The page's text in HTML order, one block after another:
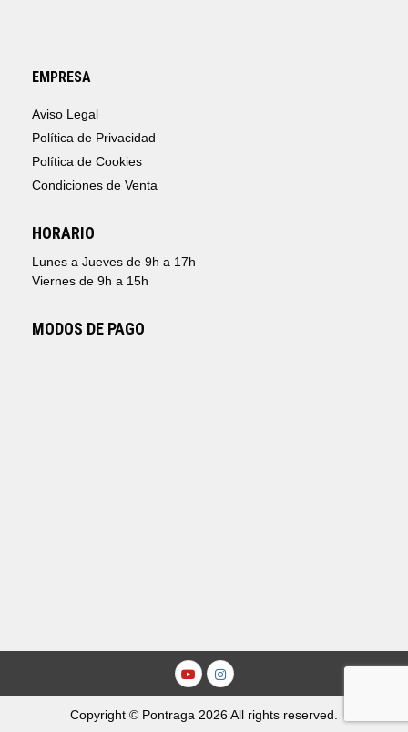
EMPRESA
Aviso Legal
Política de Privacidad
Política de Cookies
Condiciones de Venta
HORARIO
Lunes a Jueves de 9h a 17h
Viernes de 9h a 15h
MODOS DE PAGO
Youtube
Instagram
Copyright © Pontraga 2026 All rights reserved.